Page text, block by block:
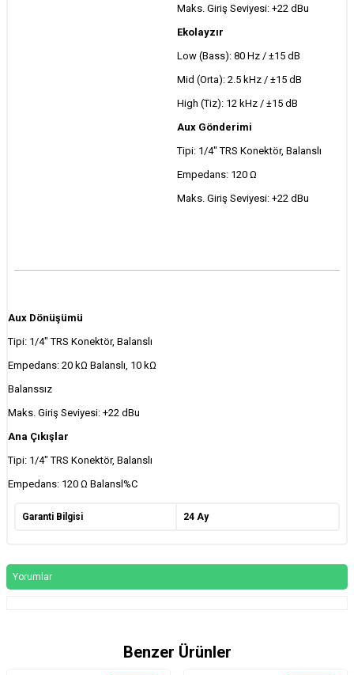
Maks. Giriş Seviyesi: +22 dBu
Ekolayzır
Low (Bass): 80 Hz / ±15 dB
Mid (Orta): 2.5 kHz / ±15 dB
High (Tiz): 12 kHz / ±15 dB
Aux Gönderimi
Tipi: 1/4" TRS Konektör, Balanslı
Empedans: 120 Ω
Maks. Giriş Seviyesi: +22 dBu
Aux Dönüşümü
Tipi: 1/4" TRS Konektör, Balanslı
Empedans: 20 kΩ Balanslı, 10 kΩ
Balanssız
Maks. Giriş Seviyesi: +22 dBu
Ana Çıkışlar
Tipi: 1/4" TRS Konektör, Balanslı
Empedans: 120 Ω Balansl%C
Garanti Bilgisi 24 Ay
Yorumlar
Benzer Ürünler